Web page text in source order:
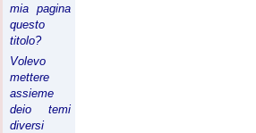
mia pagina
questo
titolo?
Volevo
mettere
assieme
deio temi
diversi